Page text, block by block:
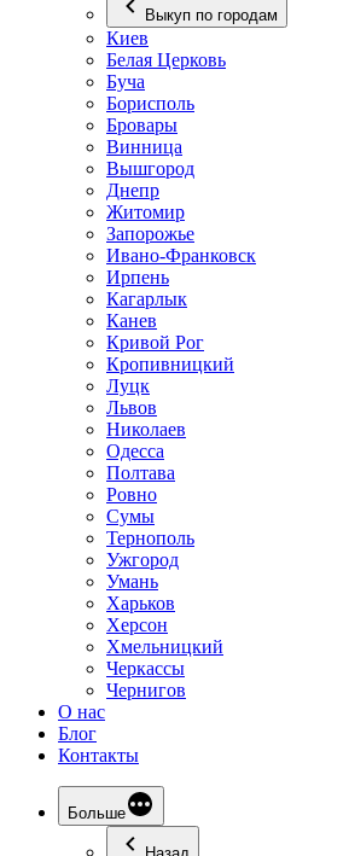
Выкуп по городам
Киев
Белая Церковь
Буча
Борисполь
Бровары
Винница
Вышгород
Днепр
Житомир
Запорожье
Ивано-Франковск
Ирпень
Кагарлык
Канев
Кривой Рог
Кропивницкий
Луцк
Львов
Николаев
Одесса
Полтава
Ровно
Сумы
Тернополь
Ужгород
Умань
Харьков
Херсон
Хмельницкий
Черкассы
Чернигов
О нас
Блог
Контакты
Больше